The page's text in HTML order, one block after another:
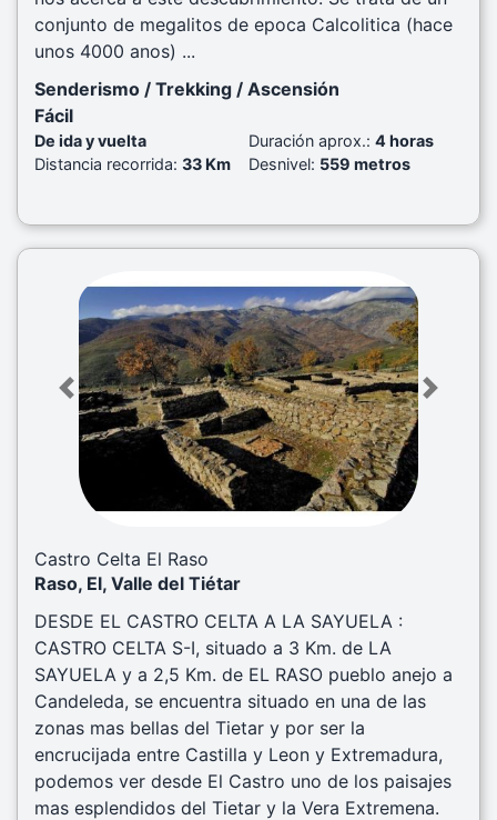
conjunto de megalitos de epoca Calcolitica (hace
unos 4000 anos) ...
Senderismo / Trekking / Ascensión
Fácil
De ida y vuelta Duración aprox.: 4 horas
Distancia recorrida: 33 Km Desnivel: 559 metros
Previous Next
Castro Celta El Raso
Raso, El, Valle del Tiétar
DESDE EL CASTRO CELTA A LA SAYUELA :
CASTRO CELTA S-I, situado a 3 Km. de LA
SAYUELA y a 2,5 Km. de EL RASO pueblo anejo a
Candeleda, se encuentra situado en una de las
zonas mas bellas del Tietar y por ser la
encrucijada entre Castilla y Leon y Extremadura,
podemos ver desde El Castro uno de los paisajes
mas esplendidos del Tietar y la Vera Extremena.